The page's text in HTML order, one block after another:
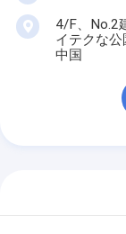
4/F、No.2
イテクな公
中国